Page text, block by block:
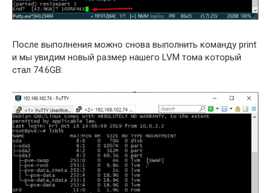
После выполнения можно снова выполнить команду print
и мы увидим новый размер нашего LVM тома который
стал 74.6GB: